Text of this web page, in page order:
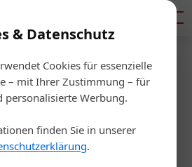
& Datenschutz
Cookies für essenzielle
– mit Ihrer Zustimmung – für
personalisierte Werbung.
finden Sie in unserer
.
/Gastro & Hotel
Ausbildung
in der
Lehre